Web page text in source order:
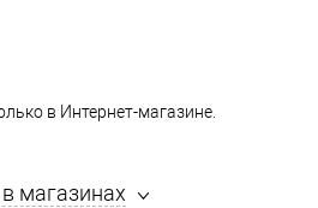
в Интернет-магазине.
магазинах